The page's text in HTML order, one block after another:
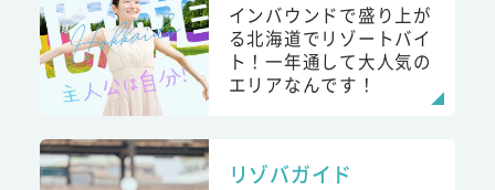
インバウンドで盛り上が
る北海道でリゾートバイ
ト！一年通して大人気の
エリアなんです！
リゾバガイド